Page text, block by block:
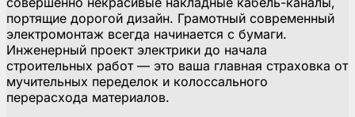
портящие дорогой дизайн. Грамотный современный
электромонтаж всегда начинается с бумаги.
Инженерный проект электрики до начала
строительных работ — это ваша главная страховка от
мучительных переделок и колоссального
перерасхода материалов.